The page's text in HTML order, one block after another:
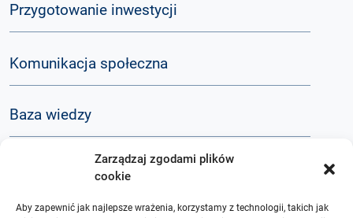
Zarządzaj zgodami plików
cookie
Aby zapewnić jak najlepsze wrażenia, korzystamy z technologii, takich jak
Przygotowanie inwestycji
Komunikacja społeczna
Baza wiedzy